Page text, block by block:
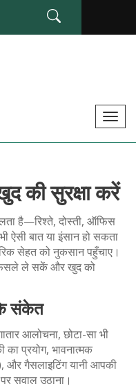
टॉ
सं
लि
त
की सुरक्षा करें
है—रिश्ते, दोस्ती, ऑफिस
ऐसी बात या इंसान हो सकता
सेहत को नुकसान पहुँचाए।
फैसले ले सकें और खुद को
के संकेत
आलोचना, छोटा-सा भी
का प्रयोग, भावनात्मक
और गैसलाइटिंग यानी आपकी
सवाल उठाना।